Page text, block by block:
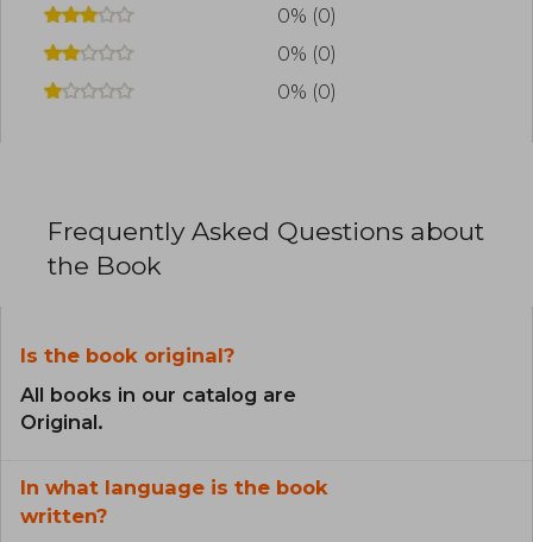
0% (0)
0% (0)
0% (0)
Frequently Asked Questions about
the Book
Is the book original?
All books in our catalog are
Original.
In what language is the book
written?